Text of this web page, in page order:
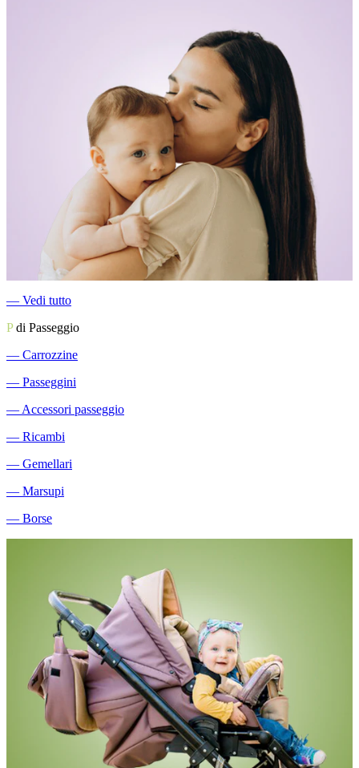
― Vedi tutto
Pdi Passeggio
― Carrozzine
― Passeggini
― Accessori passeggio
― Ricambi
― Gemellari
― Marsupi
― Borse